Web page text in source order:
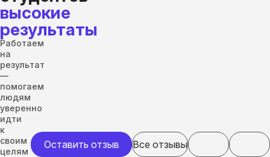
высокие
результаты
Работаем
на
результат
—
помогаем
людям
уверенно
идти
к
своим
целям
Оставить отзыв Все отзывы